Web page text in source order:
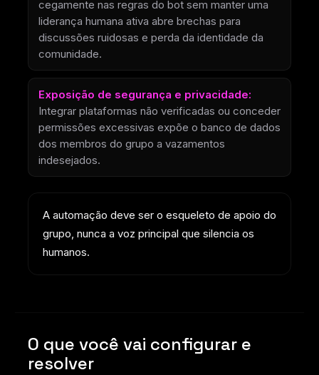
cegamente nas regras do bot sem manter uma
liderança humana ativa abre brechas para
discussões ruidosas e perda da identidade da
comunidade.
Exposição de segurança e privacidade:
Integrar plataformas não verificadas ou conceder
permissões excessivas expõe o banco de dados
dos membros do grupo a vazamentos
indesejados.
A automação deve ser o esqueleto de apoio do
grupo, nunca a voz principal que silencia os
humanos.
O que você vai configurar e
resolver